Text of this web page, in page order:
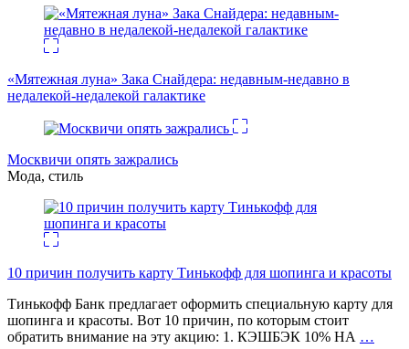
«Мятежная луна» Зака Снайдера: недавным-недавно в
недалекой-недалекой галактике
Москвичи опять зажрались
Мода, стиль
10 причин получить карту Тинькофф для шопинга и красоты
Тинькофф Банк предлагает оформить специальную карту для
шопинга и красоты. Вот 10 причин, по которым стоит
обратить внимание на эту акцию: 1. КЭШБЭК 10% НА …